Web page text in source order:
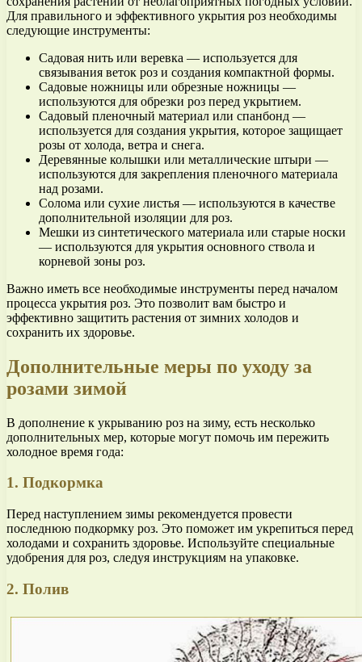
Для правильного и эффективного укрытия роз необходимы
следующие инструменты:
Садовая нить или веревка — используется для
связывания веток роз и создания компактной формы.
Садовые ножницы или обрезные ножницы —
используются для обрезки роз перед укрытием.
Садовый пленочный материал или спанбонд —
используется для создания укрытия, которое защищает
розы от холода, ветра и снега.
Деревянные колышки или металлические штыри —
используются для закрепления пленочного материала
над розами.
Солома или сухие листья — используются в качестве
дополнительной изоляции для роз.
Мешки из синтетического материала или старые носки
— используются для укрытия основного ствола и
корневой зоны роз.
Важно иметь все необходимые инструменты перед началом
процесса укрытия роз. Это позволит вам быстро и
эффективно защитить растения от зимних холодов и
сохранить их здоровье.
Дополнительные меры по уходу за
розами зимой
В дополнение к укрыванию роз на зиму, есть несколько
дополнительных мер, которые могут помочь им пережить
холодное время года:
1. Подкормка
Перед наступлением зимы рекомендуется провести
последнюю подкормку роз. Это поможет им укрепиться перед
холодами и сохранить здоровье. Используйте специальные
удобрения для роз, следуя инструкциям на упаковке.
2. Полив